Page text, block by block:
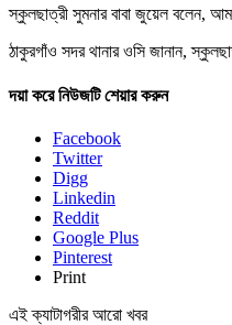
স্কুলছাত্রী সুমনার বাবা জুয়েল বলেন,
ঠাকুরগাঁও সদর থানার ওসি জানান,
দয়া করে নিউজটি শেয়ার করুন
Facebook
Twitter
Digg
Linkedin
Reddit
Google Plus
Pinterest
Print
এই ক্যাটাগরীর আরো খবর